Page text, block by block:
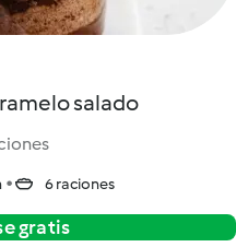
salado
6 raciones
gratis